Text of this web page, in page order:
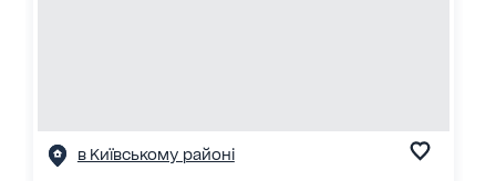
в Київському районі